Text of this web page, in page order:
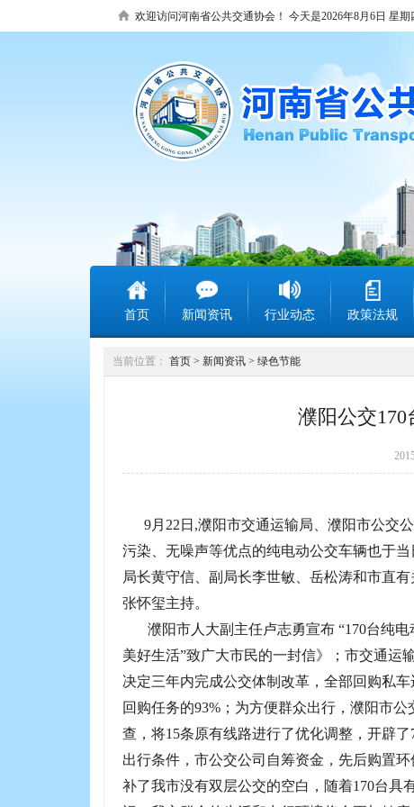
欢迎访问河南省公共交通协会！ 今天是2026年8月6日 星期
首页 新闻资讯 行业动态 政策法规
当前位置： 首页 > 新闻资讯 > 绿色节能
濮阳公交
9月22日,濮阳市交通运输局、濮阳市公交公
污染、无噪声等优点的纯电动公交车辆也于
局长黄守信、副局长李世敏、岳松涛和市直
张怀玺主持。
濮阳市人大副主任卢志勇宣布 “170台纯电
美好生活”致广大市民的一封信》；市交通运
决定三年内完成公交体制改革，全部回购私
回购任务的93%；为方便群众出行，濮阳市
查，将15条原有线路进行了优化调整，开辟
出行条件，市公交公司自筹资金，先后购置
补了我市没有双层公交的空白，随着170台具